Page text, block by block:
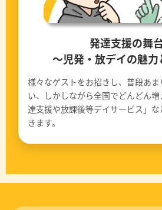
発達支援の舞
〜児発・放デイの魅
様々なゲストをお招きし、普段あ
い、しかしながら全国でどんどん
達支援や放課後等デイサービス」
きます。